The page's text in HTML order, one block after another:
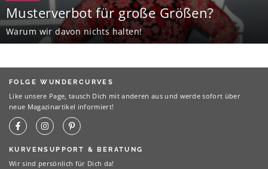
Musterverbot für große Größen?
Warum wir davon nichts halten!
FOLGE WUNDERCURVES
Like unsere Page, tausch Dich mit anderen aus und werde sofort über
neue Magazinartikel informiert!
KURVENSUPPORT & BERATUNG
Wir sind persönlich für Dich da!